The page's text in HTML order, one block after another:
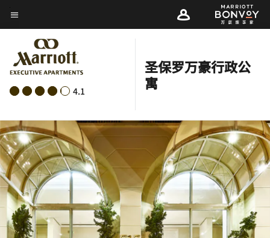
Skip
to
content
菜单文本
4.1
圣保罗万豪行政公
寓